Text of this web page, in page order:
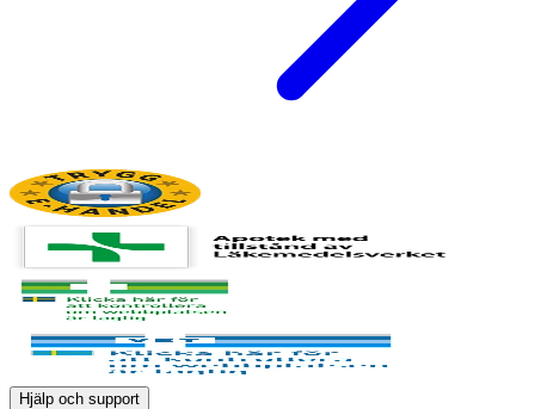
Hjälp och support